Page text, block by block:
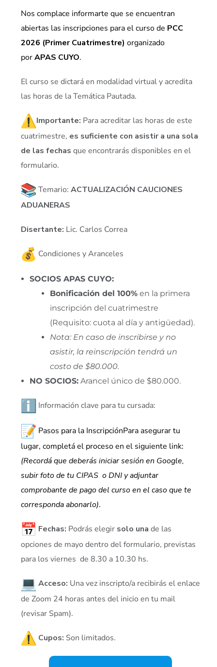
Nos complace informarte que se encuentran
abiertas las inscripciones para el curso de PCC
2026 (Primer Cuatrimestre) organizado
porAPAS CUYO.
El curso se dictará en modalidad virtual y acredita
las horas de la Temática Pautada.
Importante: Para acreditar las horas de este
cuatrimestre, es suficiente con asistir a una sola
de las fechas que encontrarás disponibles en el
formulario.
Temario: ACTUALIZACIÓN CAUCIONES
ADUANERAS
Disertante: Lic. Carlos Correa
Condiciones y Aranceles
SOCIOS APAS CUYO:
Bonificación del 100%en la primera
inscripción del cuatrimestre
(Requisito: cuota al día y antigüedad).
Nota: En caso de inscribirse y no
asistir, la reinscripción tendrá un
costo de $80.000.
NO SOCIOS:Arancel único de $80.000.
Información clave para tu cursada:
Pasos para la InscripciónPara asegurar tu
lugar, completá el proceso en el siguiente link:
(Recordá que deberás iniciar sesión en Google,
subir foto de tu CIPAS o DNI y adjuntar
comprobante de pago del curso en el caso que te
corresponda abonarlo).
Fechas: Podrás elegir solo una de las
opciones de mayo dentro del formulario, previstas
para los viernes de 8.30 a 10.30 hs.
Acceso: Una vez inscripto/a recibirás el enlace
de Zoom 24 horas antes del inicio en tu mail
(revisar Spam).
Cupos: Son limitados.